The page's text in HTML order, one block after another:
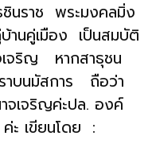
ชินราช พระมงคลมิ่ง
านคู่เมือง เป็นสมบัติ
เจริญ หากสาธุชน
ราบนมัสการ ถือว่า
จเจริญค่ะปล. องค์
ะ เขียนโดย :